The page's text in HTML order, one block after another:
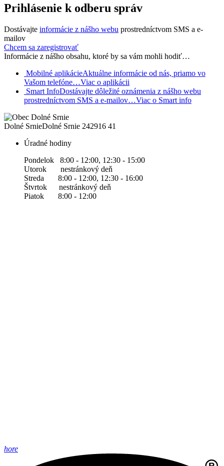
Prihlásenie k odberu správ
Dostávajte informácie z nášho webu prostredníctvom SMS a e-
mailov
Chcem sa zaregistrovať
Informácie z nášho obsahu, ktoré by sa vám mohli hodiť…
Mobilné aplikácieAktuálne informácie od nás, priamo vo
Vašom telefóne…Viac o aplikácii
Smart InfoDostávajte dôležité oznámenia z nášho webu
prostredníctvom SMS a e-mailov…Viac o Smart info
Dolné SrnieDolné Srnie 242916 41
Úradné hodiny
Pondelok 8:00 - 12:00, 12:30 - 15:00
Utorok nestránkový deň
Streda 8:00 - 12:00, 12:30 - 16:00
Štvrtok nestránkový deň
Piatok 8:00 - 12:00
hore